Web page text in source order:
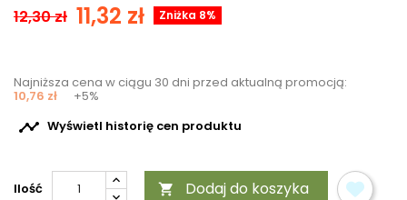
12,30 zł 11,32 zł Zniżka 8%
Najniższa cena w ciągu 30 dni przed aktualną promocją:
10,76 zł +5%
 Wyświetl historię cen produktu
Ilość  Dodaj do koszyka